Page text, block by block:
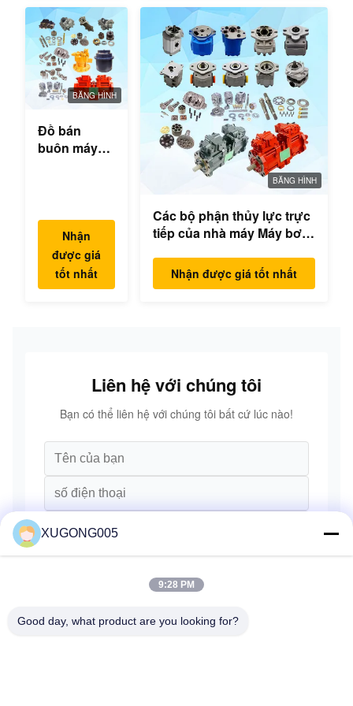
BĂNG HÌNH
Đồ bán
buôn máy
phận động
cơ swing
cho Hyundai
Yanmar
Komatsu
Nhận
được giá
tốt nhất
BĂNG HÌNH
Các bộ phận thủy lực trực
tiếp của nhà máy Máy bơm
Mô hình động cơ
PC/EX/EC/DH/DX/CAAT/SH
Nhận được giá tốt nhất
Liên hệ với chúng tôi
Bạn có thể liên hệ với chúng tôi bất cứ lúc nào!
XUGONG005
9:28 PM
Good day, what product are you looking for?